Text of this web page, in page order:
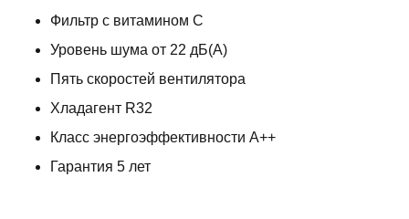
Фильтр с витамином С
Уровень шума от 22 дБ(А)
Пять скоростей вентилятора
Хладагент R32
Класс энергоэффективности A++
Гарантия 5 лет